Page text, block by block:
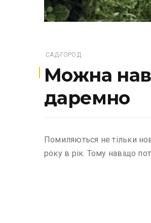
САД-ГОРОД
Можна
даремно
Помиляються не тільки
року в рік. Тому навіщо